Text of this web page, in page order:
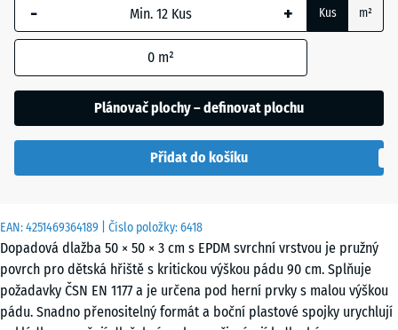
EAN:4251469364189 | Číslo položky:6418
Dopadová dlažba 50 × 50 × 3 cm s EPDM svrchní vrstvou je pružný
povrch pro dětská hřiště s kritickou výškou pádu 90 cm. Splňuje
požadavky ČSN EN 1177 a je určena pod herní prvky s malou výškou
pádu. Snadno přenositelný formát a boční plastové spojky urychlují
Atlantik
Terakota
Tmavě
šedá
- 52,00 Kč
- + Kus m²
0 m²
Plánovač plochy – definovat plochu
Přidat do košíku